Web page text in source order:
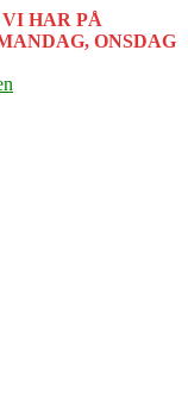
HAR PÅ
ONSDAG